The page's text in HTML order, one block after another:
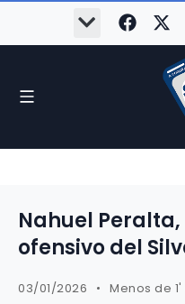
Nahuel
ofensivo del
03/01/2026 Menos de